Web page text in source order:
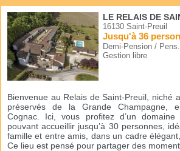
LE RELAIS DE
16130 Saint-Preuil
Jusqu'à 36
Demi-Pension /
Gestion libre
Bienvenue au Relais de Saint-Preuil, niché
préservés de la Grande Champagne,
Cognac. Ici, vous profitez d’un domaine
pouvant accueillir jusqu’à 30 personnes,
famille et entre amis, dans un cadre
Ce lieu est pensé pour partager des